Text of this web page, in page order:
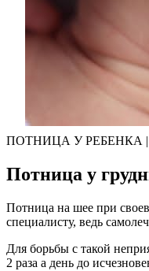
ПОТНИЦА У РЕБЕНКА |
Потница у
Потница на шее при
специалисту, ведь
Для борьбы с такой
2 раза а день до